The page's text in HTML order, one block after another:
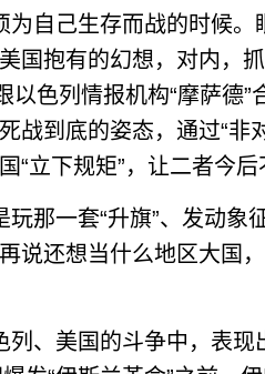
自己生存而战的时候。
国抱有的幻想，对内，
以色列情报机构“摩萨德
战到底的姿态，通过“非
“立下规矩”，让二者今后
一套“升旗”、发动象
说还想当什么地区大国
、美国的斗争中，表现